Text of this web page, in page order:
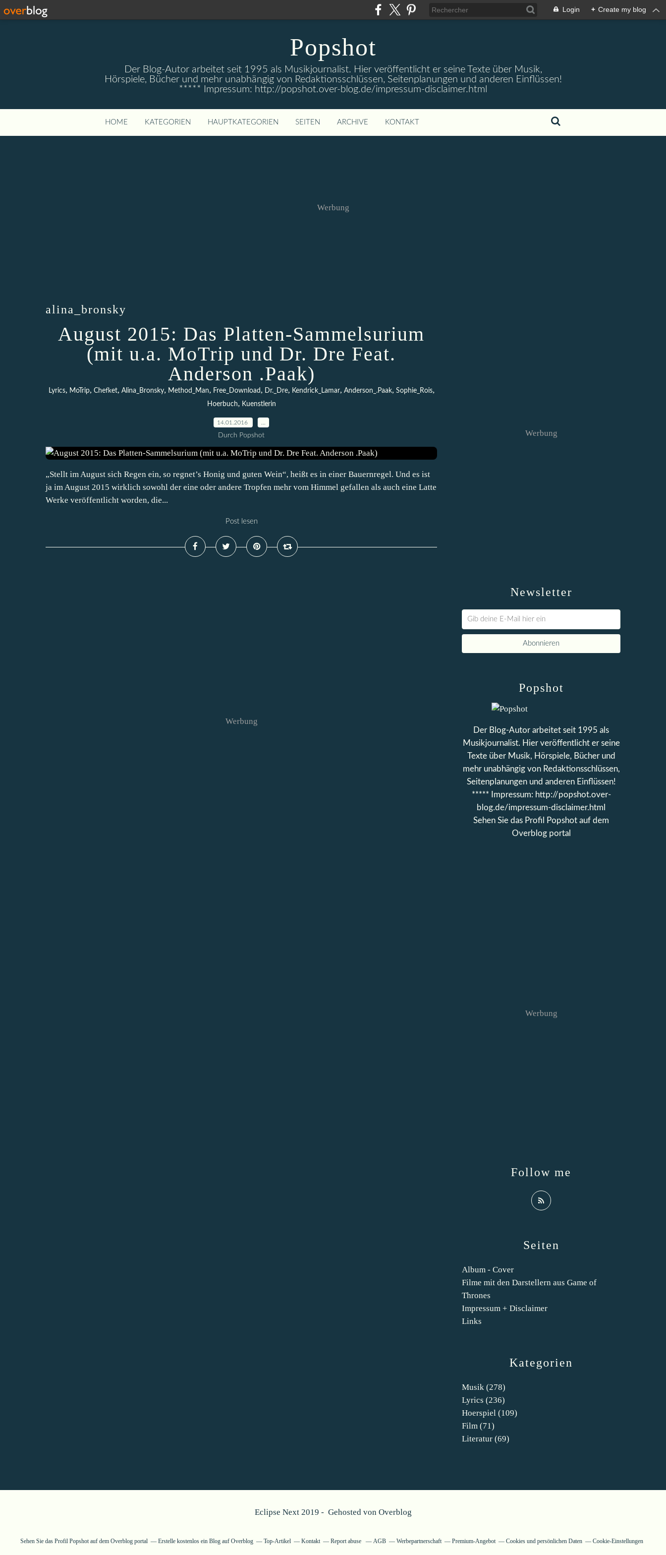
Login + Create my blog
Popshot
Der Blog-Autor arbeitet seit 1995 als Musikjournalist. Hier veröffentlicht er seine Texte über Musik,
Hörspiele, Bücher und mehr unabhängig von Redaktionsschlüssen, Seitenplanungen und anderen Einflüssen!
***** Impressum: http://popshot.over-blog.de/impressum-disclaimer.html
HOME KATEGORIEN HAUPTKATEGORIEN SEITEN ARCHIVE KONTAKT
Werbung
alina_bronsky
August 2015: Das Platten-Sammelsurium
(mit u.a. MoTrip und Dr. Dre Feat.
Anderson .Paak)
Lyrics, MoTrip, Chefket, Alina_Bronsky, Method_Man, Free_Download , Dr._Dre, Kendrick_Lamar, Anderson_.Paak, Sophie_Rois,
Hoerbuch, Kuenstlerin
14.01.2016
Durch Popshot
„Stellt im August sich Regen ein, so regnet’s Honig und guten Wein“, heißt es in einer Bauernregel. Und es ist
ja im August 2015 wirklich sowohl der eine oder andere Tropfen mehr vom Himmel gefallen als auch eine Latte
Werke veröffentlicht worden, die...
Post lesen
Werbung
Newsletter
Werbung
Kategorien
Musik (278)
Lyrics (236)
Hoerspiel (109)
Film (71)
Literatur (69)
Seiten
Album - Cover
Filme mit den Darstellern aus Game of
Thrones
Impressum + Disclaimer
Links
Popshot
Der Blog-Autor arbeitet seit 1995 als
Musikjournalist. Hier veröffentlicht er seine
Texte über Musik, Hörspiele, Bücher und
mehr unabhängig von Redaktionsschlüssen,
Seitenplanungen und anderen Einflüssen!
***** Impressum: http://popshot.over-
blog.de/impressum-disclaimer.html
Sehen Sie das Profil
Popshot auf dem
Overblog portal
Follow me
Werbung
Eclipse Next 2019 - Gehosted von Overblog
Sehen Sie das Profil Popshotauf dem Overblog portal Erstelle kostenlos ein Blog auf Overblog Top-Artikel Kontakt Report abuse AGB Werbepartnerschaft Premium-Angebot Cookies und persönlichen Daten Cookie-Einstellungen